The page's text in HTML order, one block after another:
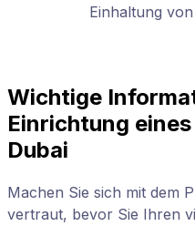
Einhaltung
Wichtige
Einrichtung
Dubai
Machen Sie sich mit dem
vertraut, bevor Sie Ihren